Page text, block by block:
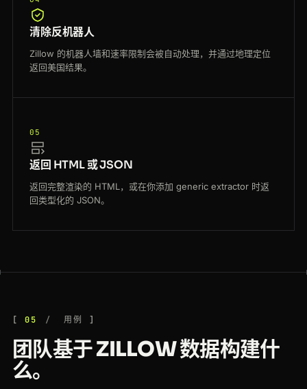
清除反机器人
Zillow 的机器人墙和速率限制会被自动处理，并通过地理定位
返回美国结果。
05
返回 HTML 或 JSON
返回完整渲染的 HTML，或在你添加 generic extractor 时返
回类型化的 JSON。
05 用例
团队基于 ZILLOW 数据构建什
么。